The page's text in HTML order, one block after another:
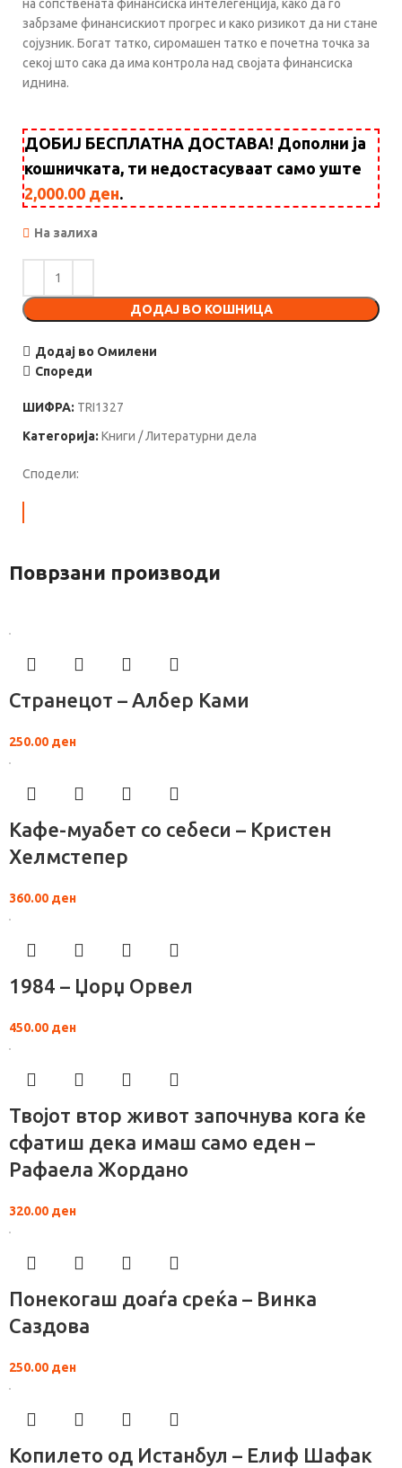
на сопствената финансиска интелегенција, како да го
забрзаме финансискиот прогрес и како ризикот да ни стане
сојузник. Богат татко, сиромашен татко е почетна точка за
секој што сака да има контрола над својата финансиска
иднина.
ДОБИЈ БЕСПЛАТНА ДОСТАВА! Дополни ја
кошничката, ти недостасуваат само уште
2,000.00 ден.
На залиха
ДОДАЈ ВО КОШНИЦА
Додај во Омилени
Спореди
ШИФРА: TRI1327
Категорија: Книги / Литературни дела
Сподели:
Поврзани производи
Странецот – Албер Ками
250.00 ден
Кафе-муабет со себеси – Кристен
Хелмстепер
360.00 ден
1984 – Џорџ Орвел
450.00 ден
Твојот втор живот започнува кога ќе
сфатиш дека имаш само еден –
Рафаела Жордано
320.00 ден
Понекогаш доаѓа среќа – Винка
Саздова
250.00 ден
Копилето од Истанбул – Елиф Шафак